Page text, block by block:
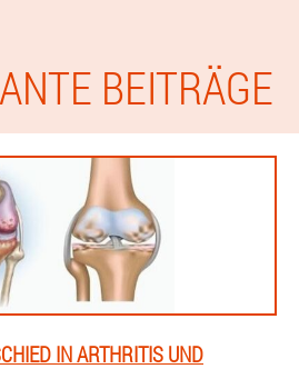
BEITRÄGE
IN ARTHRITIS UND